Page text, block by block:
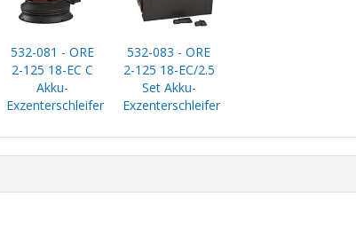
532-081 - ORE
2-125 18-EC C
Akku-
Exzenterschleifer
532-083 - ORE
2-125 18-EC/2.5
Set Akku-
Exzenterschleifer